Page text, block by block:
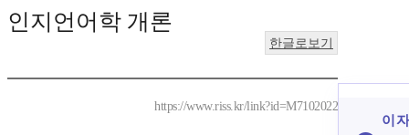
인지언어학 개론
한글로보기
https://www.riss.kr/link?id=M7102022
이